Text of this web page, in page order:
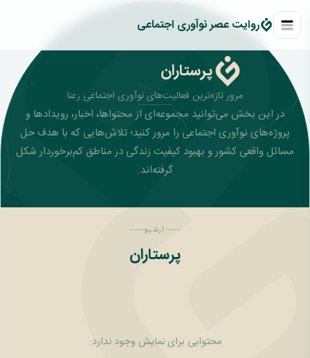
روايت عصر نوآوری اجتماعی
پرستاران
مرور تازه‌ترین فعالیت‌های نوآوری اجتماعی رعنا
در این بخش می‌توانید مجموعه‌ای از محتواها، اخبار، رویدادها و
پروژه‌های نوآوری اجتماعی را مرور کنید؛ تلاش‌هایی که با هدف حل
مسائل واقعی کشور و بهبود کیفیت زندگی در مناطق کم‌برخوردار شکل
گرفته‌اند.
آرشیو
پرستاران
محتوایی برای نمایش وجود ندارد.